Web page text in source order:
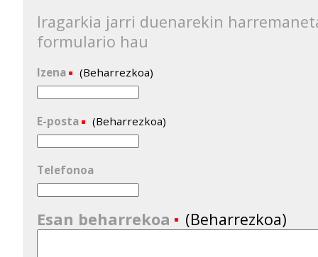
Iragarkia jarri duenarekin
formulario hau
Izena (Beharrezkoa)
E-posta (Beharrezkoa)
Telefonoa
Esan beharrekoa (Beharrezkoa)